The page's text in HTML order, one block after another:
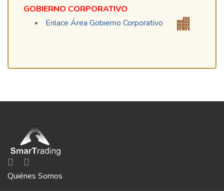
GOBIERNO CORPORATIVO
Enlace Área Gobierno Corporativo
Quiénes Somos